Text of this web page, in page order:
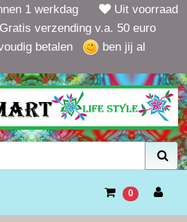
1 werkdag
Uit voorraad
Gratis verzending v.a. 50 euro
betalen
ben jij al
0